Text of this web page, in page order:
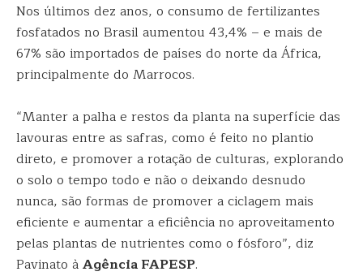
Nos últimos dez anos, o consumo de fertilizantes
fosfatados no Brasil aumentou 43,4% – e mais de
67% são importados de países do norte da África,
principalmente do Marrocos.
“Manter a palha e restos da planta na superfície das
lavouras entre as safras, como é feito no plantio
direto, e promover a rotação de culturas, explorando
o solo o tempo todo e não o deixando desnudo
nunca, são formas de promover a ciclagem mais
eficiente e aumentar a eficiência no aproveitamento
pelas plantas de nutrientes como o fósforo”, diz
Pavinato àAgência FAPESP.